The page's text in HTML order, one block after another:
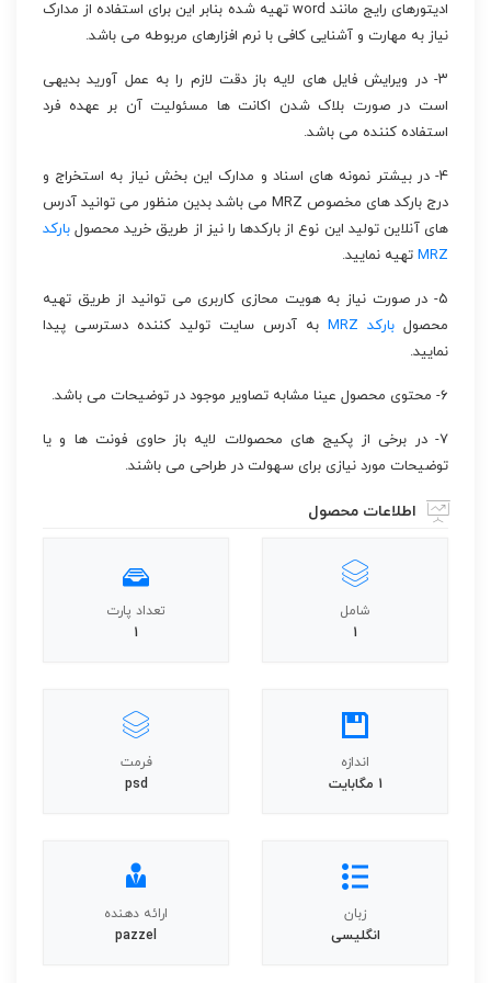
ادیتورهای رایج مانند word تهیه شده بنابر این برای استفاده از مدارک
نیاز به مهارت و آشنایی کافی با نرم افزارهای مربوطه می باشد.
۳- در ویرایش فایل های لایه باز دقت لازم را به عمل آورید بدیهی
است در صورت بلاک شدن اکانت ها مسئولیت آن بر عهده فرد
استفاده کننده می باشد.
۴- در بیشتر نمونه های اسناد و مدارک این بخش نیاز به استخراج و
درج بارکد های مخصوص MRZ می باشد بدین منظور می توانید آدرس
های آنلاین تولید این نوع از بارکدها را نیز از طریق خرید محصول بارکد
MRZ تهیه نمایید.
۵- در صورت نیاز به هویت محازی کاربری می توانید از طریق تهیه
محصول بارکد MRZ
به آدرس سایت تولید کننده دسترسی پیدا
نمایید.
۶- محتوی محصول عینا مشابه تصاویر موجود در توضیحات می باشد.
۷- در برخی از پکیج های محصولات لایه باز حاوی فونت ها و یا
توضیحات مورد نیازی برای سهولت در طراحی می باشند.
اطلاعات محصول
شامل
1
تعداد پارت
1
اندازه
1 مگابایت
فرمت
psd
زبان
انگلیسی
ارائه دهنده
pazzel